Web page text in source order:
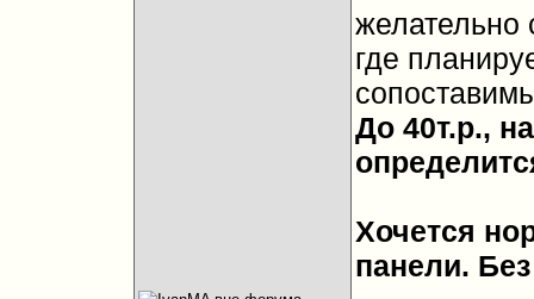
желательно
где
До 40т.р.,
Хочется
панели.